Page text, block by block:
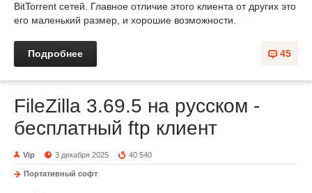
BitTorrent сетей. Главное отличие этого клиента от других это
его маленький размер, и хорошие возможности.
45
Подробнее
FileZilla 3.69.5 на русском -
бесплатный ftp клиент
Vip 3 декабря 2025 40 540
Портативный софт